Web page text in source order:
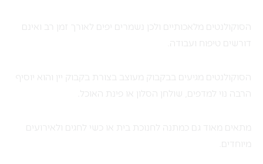
הסוקולנטים מלאכותיים ולכן נשמרים יפים לאורך זמן רב ואינם
דורשים טיפוח ועבודה.
הסוקולנטים מגיעים בבקבוק מעוצב בצורת בקבוק יין והוא יוסיף
הרבה נוי למדפים, שולחן הסלון או פינת האוכל.
מתאים מאוד גם כמתנה לחנוכת בית או כשי לחגים ולאירועים
מיוחדים.